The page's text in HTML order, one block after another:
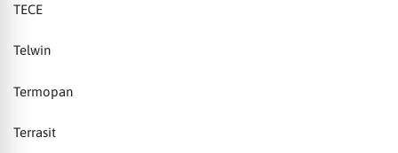
TECE
Telwin
Termopan
Terrasit